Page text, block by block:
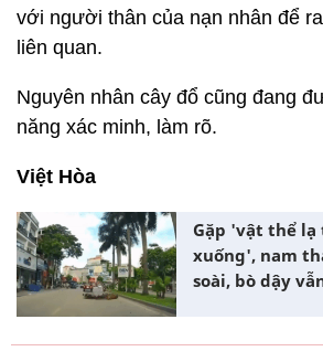
với người thân của nạn nhân để
liên quan.
Nguyên nhân cây đổ cũng đang
năng xác minh, làm rõ.
Việt Hòa
Gặp 'vật thể
xuống', nam
soài, bò dậy